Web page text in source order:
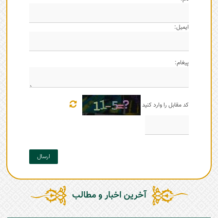
ایمیل:
پیغام:
کد مقابل را وارد کنید
ارسال
آخرین اخبار و مطالب